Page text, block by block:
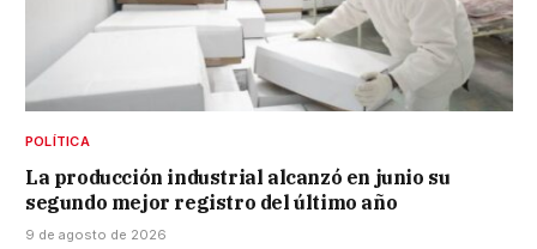
POLÍTICA
La producción industrial alcanzó en junio su
segundo mejor registro del último año
9 de agosto de 2026